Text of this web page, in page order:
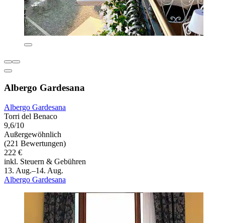
Albergo Gardesana
Albergo Gardesana
Torri del Benaco
9,6/10
Außergewöhnlich
(221 Bewertungen)
222 €
inkl. Steuern & Gebühren
13. Aug.–14. Aug.
Albergo Gardesana